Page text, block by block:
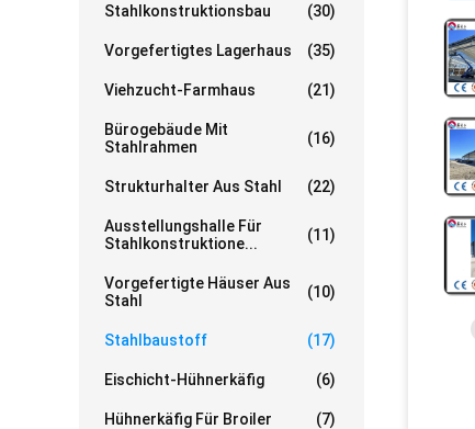
Stahlkonstruktionsbau (30)
Vorgefertigtes Lagerhaus (35)
Viehzucht-Farmhaus (21)
Bürogebäude Mit
Stahlrahmen
(16)
Strukturhalter Aus Stahl (22)
Ausstellungshalle Für
Stahlkonstruktione...
(11)
Vorgefertigte Häuser Aus
Stahl
(10)
Stahlbaustoff (17)
Eischicht-Hühnerkäfig (6)
Hühnerkäfig Für Broiler (7)